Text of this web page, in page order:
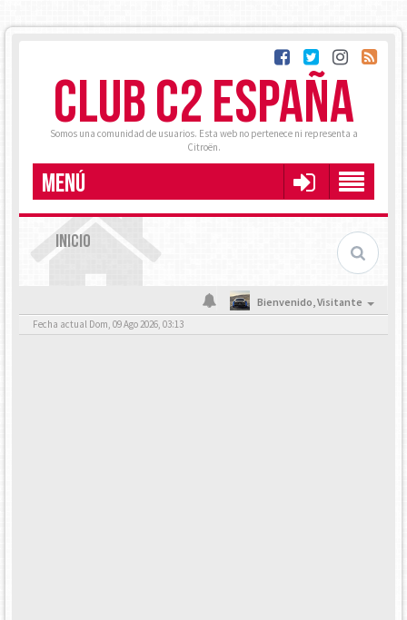
CLUB C2 ESPAÑA
Somos una comunidad de usuarios. Esta web no pertenece ni representa a
Citroën.
MENÚ
INICIO
Bienvenido,Visitante
Fecha actual Dom, 09 Ago 2026, 03:13